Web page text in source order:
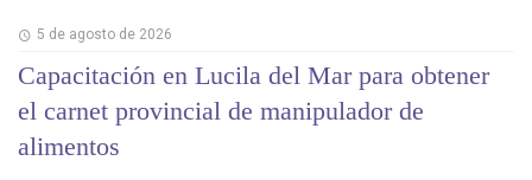
5 de agosto de 2026
Capacitación en Lucila del Mar para obtener
el carnet provincial de manipulador de
alimentos